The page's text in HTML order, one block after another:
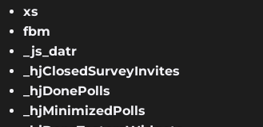
xs
fbm
_js_datr
_hjClosedSurveyInvites
_hjDonePolls
_hjMinimizedPolls